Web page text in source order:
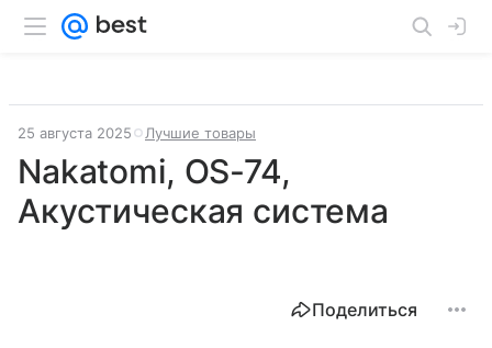
25 августа 2025 Лучшие товары
Nakatomi, OS-74,
Акустическая система
Поделиться